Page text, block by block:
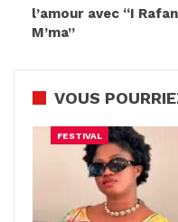
l’amour avec “I Rafan
M’ma”
VOUS
FESTIVAL